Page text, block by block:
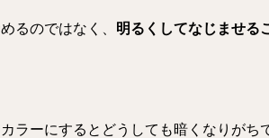
るのではなく、 明るくしてなじませる
ラーにするとどうしても暗くなりがち